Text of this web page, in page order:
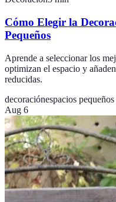
Cómo Elegir la
Pequeños
Aprende a seleccionar los
optimizan el espacio y
reducidas.
decoraciónespacios pequeños
Aug 6